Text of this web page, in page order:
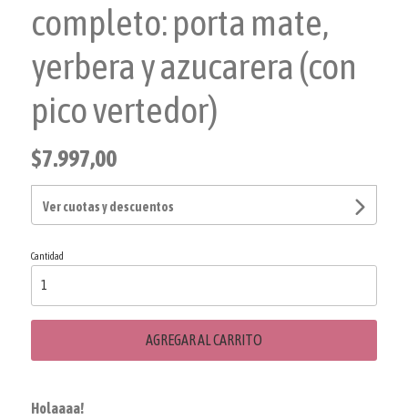
completo: porta mate,
yerbera y azucarera (con
pico vertedor)
$7.997,00
Ver cuotas y descuentos
Cantidad
AGREGAR AL CARRITO
Holaaaa!